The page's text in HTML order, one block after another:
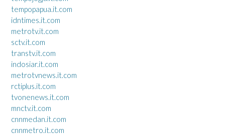
tempopapua.it.com
idntimes.it.com
metrotv.it.com
sctv.it.com
transtv.it.com
indosiar.it.com
metrotvnews.it.com
rctiplus.it.com
tvonenews.it.com
mnctv.it.com
cnnmedan.it.com
cnnmetro.it.com